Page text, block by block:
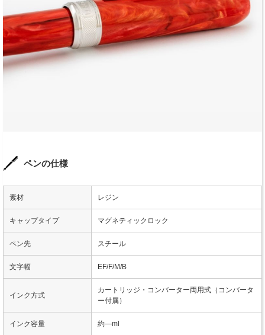
ペンの仕様
素材 レジン
キャップタイプ マグネティックロック
ペン先 スチール
文字幅 EF/F/M/B
インク方式
カートリッジ・コンバーター両用式（コンバータ
ー付属）
インク容量 約―ml